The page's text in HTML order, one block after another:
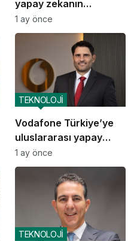
yapay zekanın
ekonomik dengelerini
yeniden tanımlıyor
1 ay önce
Vodafone Türkiye’ye
uluslararası yapay
zekâ ödülü
TEKNOLOJİ
1 ay önce
TEKNOLOJİ